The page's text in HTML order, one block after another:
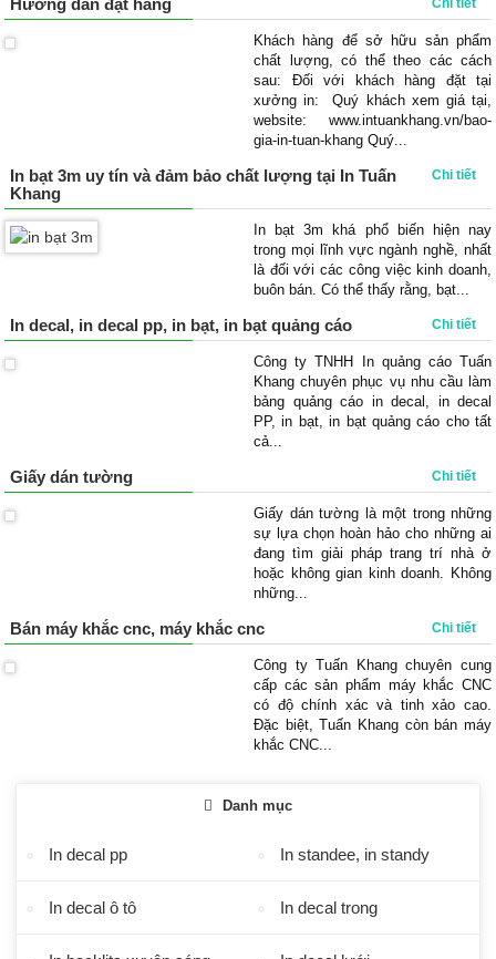
Hướng dẫn đặt hàng Chi tiết
Khách hàng để sở hữu sản phẩm
chất lượng, có thể theo các cách
sau: Đối với khách hàng đặt tại
xưởng in: Quý khách xem giá tại,
website: www.intuankhang.vn/bao-
gia-in-tuan-khang Quý...
In bạt 3m uy tín và đảm bảo chất lượng tại In Tuấn
Khang
Chi tiết
In bạt 3m khá phổ biến hiện nay
trong mọi lĩnh vực ngành nghề, nhất
là đối với các công việc kinh doanh,
buôn bán. Có thể thấy rằng, bạt...
In decal, in decal pp, in bạt, in bạt quảng cáo Chi tiết
Công ty TNHH In quảng cáo Tuấn
Khang chuyên phục vụ nhu cầu làm
bảng quảng cáo in decal, in decal
PP, in bạt, in bạt quảng cáo cho tất
cả...
Giấy dán tường Chi tiết
Giấy dán tường là một trong những
sự lựa chọn hoàn hảo cho những ai
đang tìm giải pháp trang trí nhà ở
hoặc không gian kinh doanh. Không
những...
Bán máy khắc cnc, máy khắc cnc Chi tiết
Công ty Tuấn Khang chuyên cung
cấp các sản phẩm máy khắc CNC
có độ chính xác và tinh xảo cao.
Đặc biệt, Tuấn Khang còn bán máy
khắc CNC...
Danh mục
In decal pp In standee, in standy
In decal ô tô In decal trong